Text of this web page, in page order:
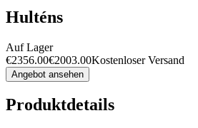
Hulténs
Auf Lager
€2356.00€2003.00Kostenloser Versand
Angebot ansehen
Produktdetails